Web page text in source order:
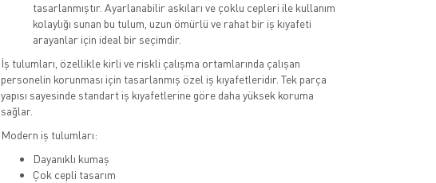
tasarlanmıştır. Ayarlanabilir askıları ve çoklu cepleri ile kullanım
kolaylığı sunan bu tulum, uzun ömürlü ve rahat bir iş kıyafeti
arayanlar için ideal bir seçimdir.
İş tulumları, özellikle kirli ve riskli çalışma ortamlarında çalışan
personelin korunması için tasarlanmış özel iş kıyafetleridir. Tek parça
yapısı sayesinde standart iş kıyafetlerine göre daha yüksek koruma
sağlar.
Modern iş tulumları:
Dayanıklı kumaş
Çok cepli tasarım